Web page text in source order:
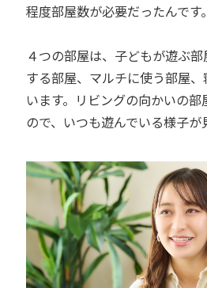
程度部屋数が必要だったんです。
４つの部屋は、子どもが遊ぶ
する部屋、マルチに使う部屋
います。リビングの向かいの
ので、いつも遊んでいる様子が